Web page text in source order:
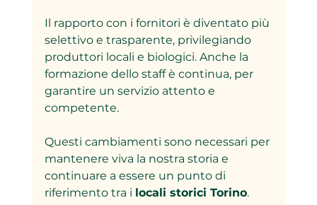
Il rapporto con i fornitori è diventato più
selettivo e trasparente, privilegiando
produttori locali e biologici. Anche la
formazione dello staff è continua, per
garantire un servizio attento e
competente.
Questi cambiamenti sono necessari per
mantenere viva la nostra storia e
continuare a essere un punto di
riferimento tra i locali storici Torino.